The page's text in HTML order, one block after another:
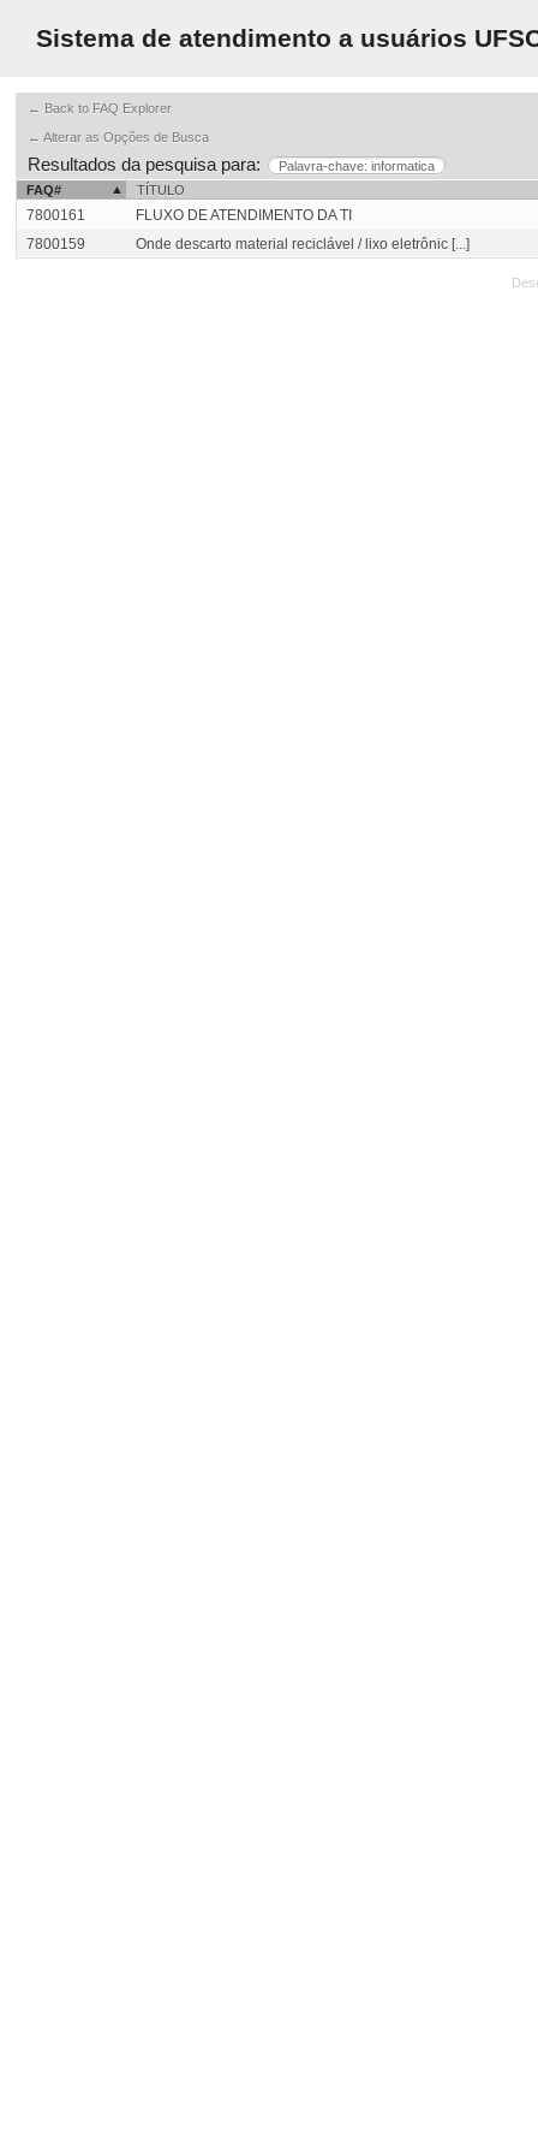
Sistema de atendimento a usuários
← Back to FAQ Explorer
← Alterar as Opções de Busca
Resultados da pesquisa para:
Palavra-chave: informatica
FAQ#
TÍTULO
7800161
FLUXO DE ATENDIMENTO DA TI
7800159
Onde descarto material reciclável / lixo eletrônic [...]